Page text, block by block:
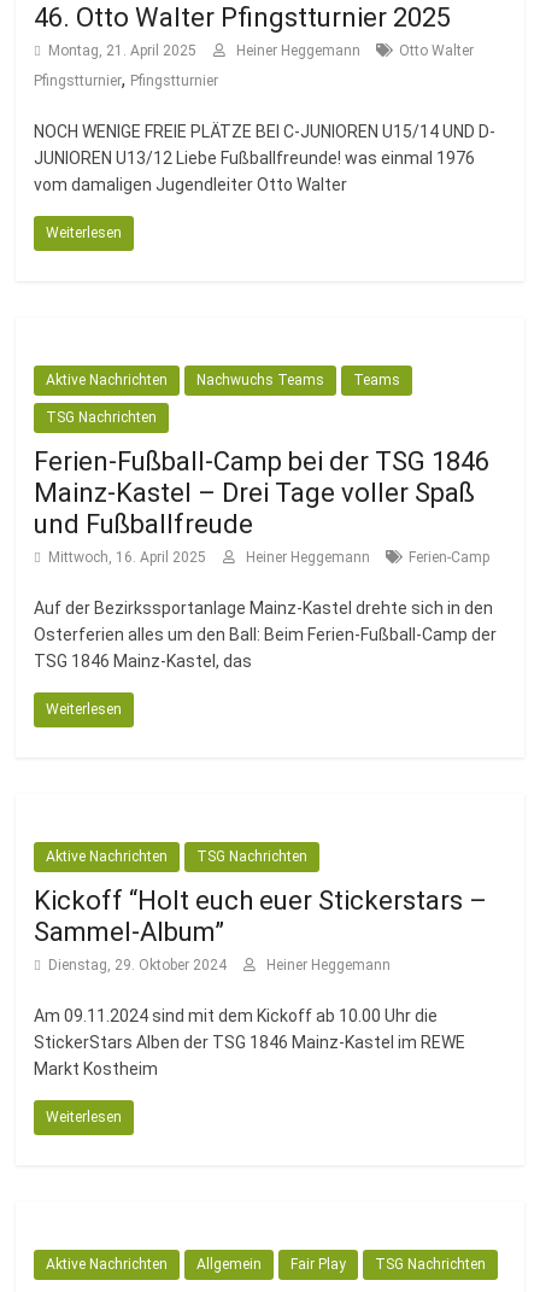
46. Otto Walter Pfingstturnier 2025
Montag, 21. April 2025 Heiner Heggemann
Otto Walter
Pfingstturnier, Pfingstturnier
NOCH WENIGE FREIE PLÄTZE BEI C-JUNIOREN U15/14 UND D-
JUNIOREN U13/12 Liebe Fußballfreunde! was einmal 1976
vom damaligen Jugendleiter Otto Walter
Weiterlesen
Aktive Nachrichten Nachwuchs Teams Teams
TSG Nachrichten
Ferien-Fußball-Camp bei der TSG 1846
Mainz-Kastel – Drei Tage voller Spaß
und Fußballfreude
Mittwoch, 16. April 2025 Heiner Heggemann Ferien-Camp
Auf der Bezirkssportanlage Mainz-Kastel drehte sich in den
Osterferien alles um den Ball: Beim Ferien-Fußball-Camp der
TSG 1846 Mainz-Kastel, das
Weiterlesen
Aktive Nachrichten TSG Nachrichten
Kickoff “Holt euch euer Stickerstars –
Sammel-Album”
Dienstag, 29. Oktober 2024 Heiner Heggemann
Am 09.11.2024 sind mit dem Kickoff ab 10.00 Uhr die
StickerStars Alben der TSG 1846 Mainz-Kastel im REWE
Markt Kostheim
Weiterlesen
Aktive Nachrichten Allgemein Fair Play TSG Nachrichten